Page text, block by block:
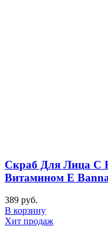
Cкраб Для Лица С
Витамином E
389 руб.
В корзину
Хит продаж